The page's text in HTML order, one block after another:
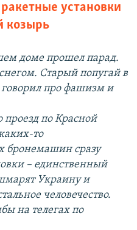
установки
козырь
доме прошел парад.
Старый попугай в
говорил про фашизм и
проезд по Красной
то
бронемашин сразу
– единственный
Украину и
человечество.
на телегах по